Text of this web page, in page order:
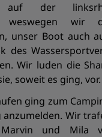
auf der
weswegen wir
unser Boot auch
des
Wir luden die
soweit es ging, vor.
ging zum
anzumelden. Wir
und Mila